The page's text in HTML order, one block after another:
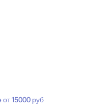
от 15000 руб